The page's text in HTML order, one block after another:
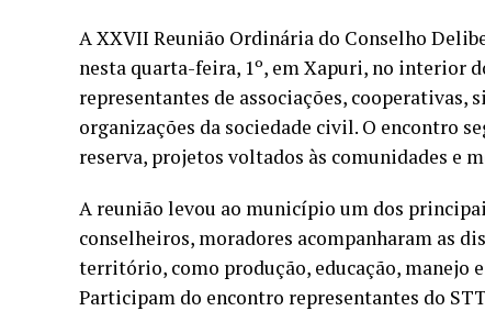
A XXVII Reunião Ordinária do Conselho
nesta quarta-feira, 1º, em Xapuri, no interior
representantes de associações,
organizações da sociedade civil. O encontro
reserva, projetos voltados às comunidades e
A reunião levou ao município um dos
conselheiros, moradores acompanharam as
território, como produção, educação,
Participam do encontro representantes do